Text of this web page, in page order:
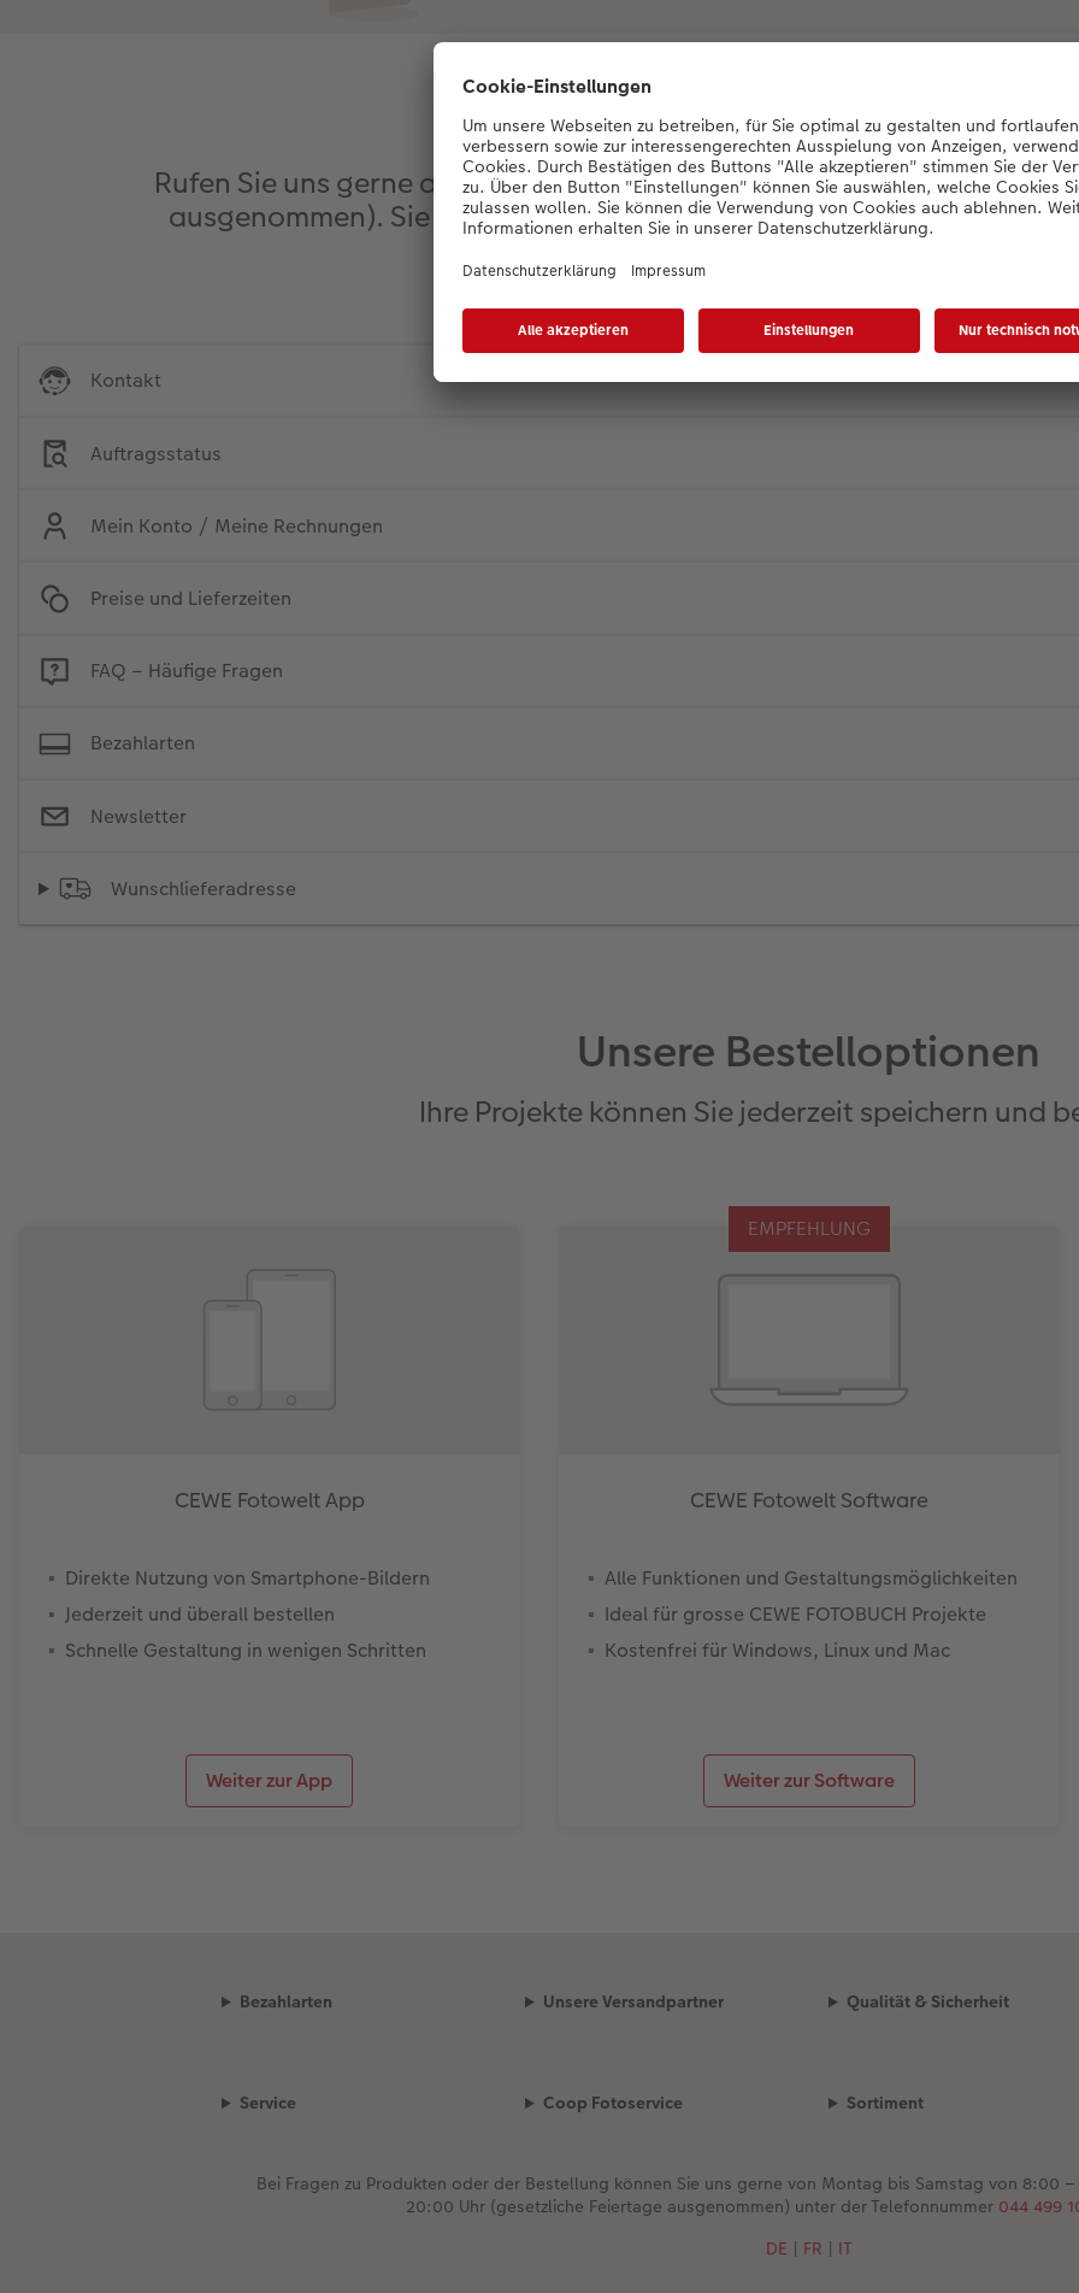
Sie haben Fragen an uns?
Rufen Sie uns gerne an: 044 802 90 27 Montag bis Sonntag: 9:00 –
ausgenommen). Sie können uns auch via E-Mail unter der Adresse
Kontakt
Auftragsstatus
Mein Konto / Meine Rechnungen
Preise und Lieferzeiten
FAQ – Häufige Fragen
Bezahlarten
Newsletter
Wunschlieferadresse
Unsere Bestelloptionen
Ihre Projekte können Sie jederzeit speichern und
CEWE Fotowelt App
Direkte Nutzung von Smartphone-Bildern
Jederzeit und überall bestellen
Schnelle Gestaltung in wenigen Schritten
Weiter zur App
EMPFEHLUNG
CEWE Fotowelt Software
Alle Funktionen und Gestaltungsmöglichkeiten
Ideal für grosse CEWE FOTOBUCH Projekte
Kostenfrei für Windows, Linux und Mac
Weiter zur Software
Bezahlarten Unsere Versandpartner Qualität & Sicherheit
Service Coop Fotoservice Sortiment
Bei Fragen zu Produkten oder der Bestellung können Sie uns gerne von Montag bis Samstag von 8:00
20:00 Uhr (gesetzliche Feiertage ausgenommen) unter der Telefonnummer 044 499
DE | FR | IT